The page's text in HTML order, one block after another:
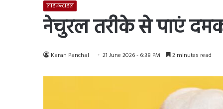
लाइफ़स्टाइल
नेचुरल तरीके से पाएं
Karan Panchal 21 June 2026 - 6:38 PM 2 minutes read